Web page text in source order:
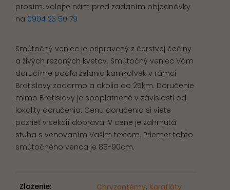
prosím, volajte nám pred zadaním objednávky
na 0904 23 50 79
Smútočný veniec je pripravený z čerstvej čečiny
a živých rezaných kvetov. Smútočný veniec Vám
doručíme podľa želania kamkoľvek v rámci
Bratislavy zadarmo a okolia do 25km. Doručenie
mimo Bratislavy je spoplatnené v závislosti od
lokality doručenia. Cenu doručenia si viete
pozrieť v sekcií doprava. V cene je zahrnutá
stuha s venovaním Vašim textom. Priemer tohto
smútočného venca je 85-90cm.
Zloženie: Chryzantémy, Karafiáty